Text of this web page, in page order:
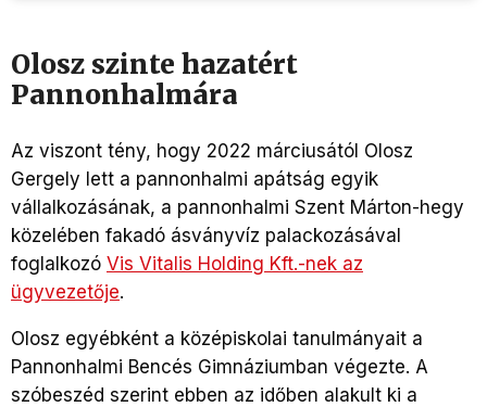
Olosz szinte hazatért
Pannonhalmára
Az viszont tény, hogy 2022 márciusától Olosz
Gergely lett a pannonhalmi apátság egyik
vállalkozásának, a pannonhalmi Szent Márton-hegy
közelében fakadó ásványvíz palackozásával
foglalkozó Vis Vitalis Holding Kft.-nek az
ügyvezetője.
Olosz egyébként a középiskolai tanulmányait a
Pannonhalmi Bencés Gimnáziumban végezte. A
szóbeszéd szerint ebben az időben alakult ki a